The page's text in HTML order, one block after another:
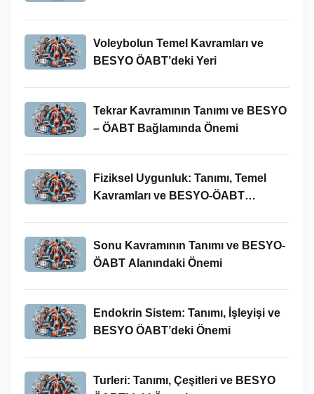
Voleybolun Temel Kavramları ve
BESYO ÖABT’deki Yeri
Tekrar Kavramının Tanımı ve BESYO
– ÖABT Bağlamında Önemi
Fiziksel Uygunluk: Tanımı, Temel
Kavramları ve BESYO-ÖABT
Sonu Kavramının Tanımı ve BESYO-
ÖABT Alanındaki Önemi
Endokrin Sistem: Tanımı, İşleyişi ve
BESYO ÖABT’deki Önemi
Turleri: Tanımı, Çeşitleri ve BESYO